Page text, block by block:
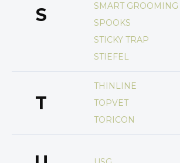
S
SMART GROOMING
SPOOKS
STICKY TRAP
STIEFEL
T
THINLINE
TOPVET
TORICON